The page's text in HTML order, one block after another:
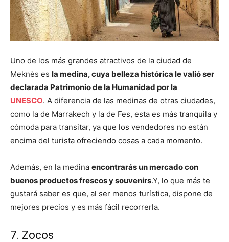
Uno de los más grandes atractivos de la ciudad de
Meknès es la medina, cuya belleza histórica le valió ser
declarada Patrimonio de la Humanidad por la
UNESCO. A diferencia de las medinas de otras ciudades,
como la de Marrakech y la de Fes, esta es más tranquila y
cómoda para transitar, ya que los vendedores no están
encima del turista ofreciendo cosas a cada momento.
Además, en la medina encontrarás un mercadocon
buenos productos frescos y souvenirs.Y, lo que más te
gustará saber es que, al ser menos turística, dispone de
mejores precios y es más fácil recorrerla.
7. Zocos